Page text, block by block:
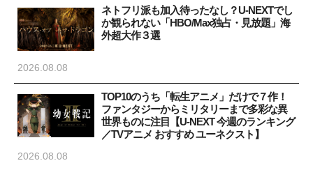
ネトフリ派も加入待ったなし？U-NEXTでし
か観られない「HBO/Max独占・見放題」海
外超大作３選
2026.08.08
TOP10のうち「転生アニメ」だけで７作！
ファンタジーからミリタリーまで多彩な異
世界ものに注目【U-NEXT 今週のランキング
／TVアニメ おすすめ ユーネクスト】
2026.08.08